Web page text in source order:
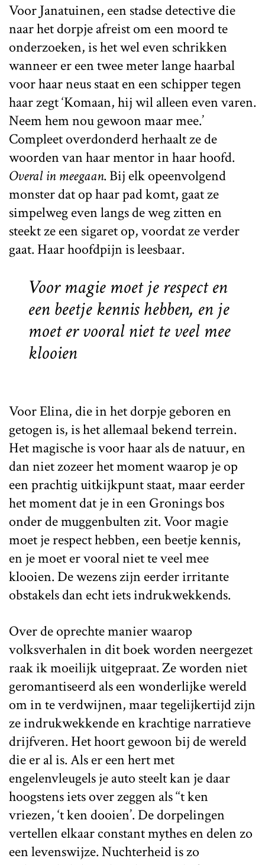
Voor Janatuinen, een stadse detective die
naar het dorpje afreist om een moord te
onderzoeken, is het wel even schrikken
wanneer er een twee meter lange haarbal
voor haar neus staat en een schipper tegen
haar zegt ‘Komaan, hij wil alleen even varen.
Neem hem nou gewoon maar mee.’
Compleet overdonderd herhaalt ze de
woorden van haar mentor in haar hoofd.
Overal in meegaan. Bij elk opeenvolgend
monster dat op haar pad komt, gaat ze
simpelweg even langs de weg zitten en
steekt ze een sigaret op, voordat ze verder
gaat. Haar hoofdpijn is leesbaar.
Voor magie moet je respect en
een beetje kennis hebben, en je
moet er vooral niet te veel mee
klooien
Voor Elina, die in het dorpje geboren en
getogen is, is het allemaal bekend terrein.
Het magische is voor haar als de natuur, en
dan niet zozeer het moment waarop je op
een prachtig uitkijkpunt staat, maar eerder
het moment dat je in een Gronings bos
onder de muggenbulten zit. Voor magie
moet je respect hebben, een beetje kennis,
en je moet er vooral niet te veel mee
klooien. De wezens zijn eerder irritante
obstakels dan echt iets indrukwekkends.
Over de oprechte manier waarop
volksverhalen in dit boek worden neergezet
raak ik moeilijk uitgepraat. Ze worden niet
geromantiseerd als een wonderlijke wereld
om in te verdwijnen, maar tegelijkertijd zijn
ze indrukwekkende en krachtige narratieve
drijfveren. Het hoort gewoon bij de wereld
die er al is. Als er een hert met
engelenvleugels je auto steelt kan je daar
hoogstens iets over zeggen als ‘‘t ken
vriezen, ‘t ken dooien’. De dorpelingen
vertellen elkaar constant mythes en delen zo
een levenswijze. Nuchterheid is zo